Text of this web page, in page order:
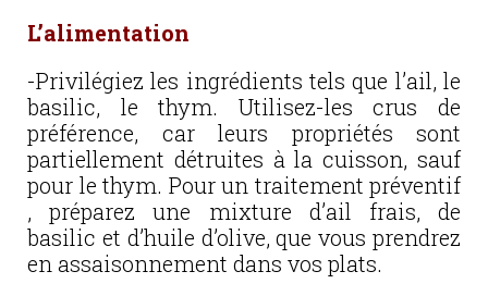
L’alimentation
-Privilégiez les ingrédients tels que l’ail, le
basilic, le thym. Utilisez-les crus de
préférence, car leurs propriétés sont
partiellement détruites à la cuisson, sauf
pour le thym. Pour un traitement préventif
, préparez une mixture d’ail frais, de
basilic et d’huile d’olive, que vous prendrez
en assaisonnement dans vos plats.